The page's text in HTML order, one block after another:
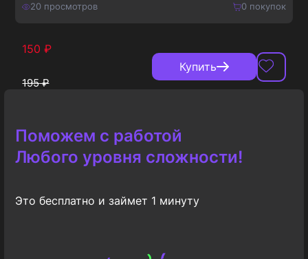
20 просмотров 0покупок
150 ₽
195₽
Купить
Поможем с работой
Любого уровня сложности!
Это бесплатно и займет 1 минуту